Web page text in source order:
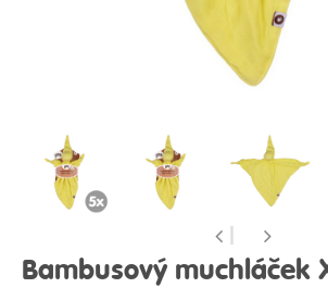
Bambusový muchláček